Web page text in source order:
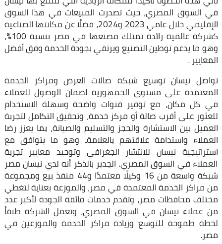
في السوق المصري، حيث تصدرت المبيعات في هذا السوق
الإقليمي خلال عامي 2023 و2024، فضلًا عن مكانتها الصناعية
كشركة عالمية رائدة تمتلك مصنعها في مصر بنسبة 100%،
وهو ما يدعم توطين التصنيع ويرتقي بجودة الخدمة وفق أفضل
المعايير .
تواصل نيسان توسيع شبكة صالات العرض ومراكز الخدمة
المعتمدة على مستوى الجمهورية لضمان الوصول للعملاء
في كل مكان، مع توفير قنوات واضحة وسهلة الاستخدام
للعثور على أقرب صالة أو مركز خدمة، وتحقيق التكامل لتجربة
العميل بين الاستشارة والحجز والتسليم والصيانة، بما يعزز رضا
العملاء واستدامة علاقتهم بالعلامةـ وهو ما يتوافق مع
استراتيجية نيسان للانتشار الجغرافي وتوحيد معايير تجربة
العملاء في السوق المصري. الجدير بالذكر أنه لدي نيسان مصر
شبكة واسعة من 16 وكيلًا معتمدًا و44 منفذ بيع ومجموعة
من مراكز الخدمة المعتمدة في مصر، والموزعة بعناية لتغطي
مختلف محافظات مصر، وتقدم خدمات فائقة الجودة لأكبر عدد
من عملاء نيسان في السوق المصري، وتعمل الشركة طبقاُ
لخطة طموحة للتوسع وزيادة مراكز الخدمة والموزعين في
مصر.